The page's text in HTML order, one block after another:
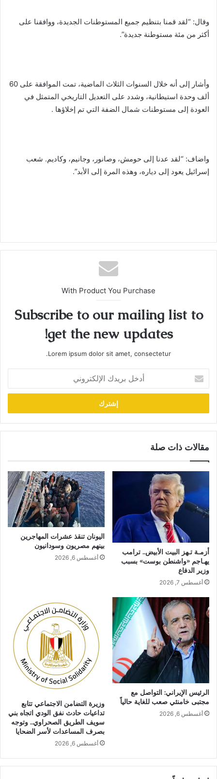
وقال: “لقد قمنا بتنظيم جميع المستوطنات الجديدة، ووافقنا على
أكثر من مئة مستوطنة جديدة”.
وأشار إلى أنه خلال السنوات الثلاث الماضية، تمت الموافقة على 60
ألف وحدة استيطانية، وشدد على التعديل التاريخي المتمثل في
العودة إلى مستوطنات شمال الضفة التي تم إخلاؤها .
واضاف: “لقد عدنا إلى حومش، وصانور، وجانيم، وكاديم. شعب
إسرائيل يعود إلى دياره، وهذه المرة إلى الأبد”.
With Product You Purchase
Subscribe to our mailing list to
get the new updates!
Lorem ipsum dolor sit amet, consectetur.
بريدك
الإلكتروني
مقالات ذات صلة
أزمـة تـهز البيت الأبيض.. ترامب
يهـاجم «واشنطن بوست» بسبب
وزير الدفاع
أغسطس 7, 2026
اليونان تنقذ عشرات المهاجرين
بينهم مصريون وسودانيون
أغسطس 6, 2026
الرئيس الإيراني: التواصل مع
مجتبى خامنئي صعب للغاية حالياً
أغسطس 6, 2026
وزيرة التضامن الاجتماعي تتابع
تداعيات حادث نفق الودي اتجاه بني
سويف الطريق الصحراوي.. وتوجه
بصرف المساعدات لأسر الضحايا
أغسطس 6, 2026